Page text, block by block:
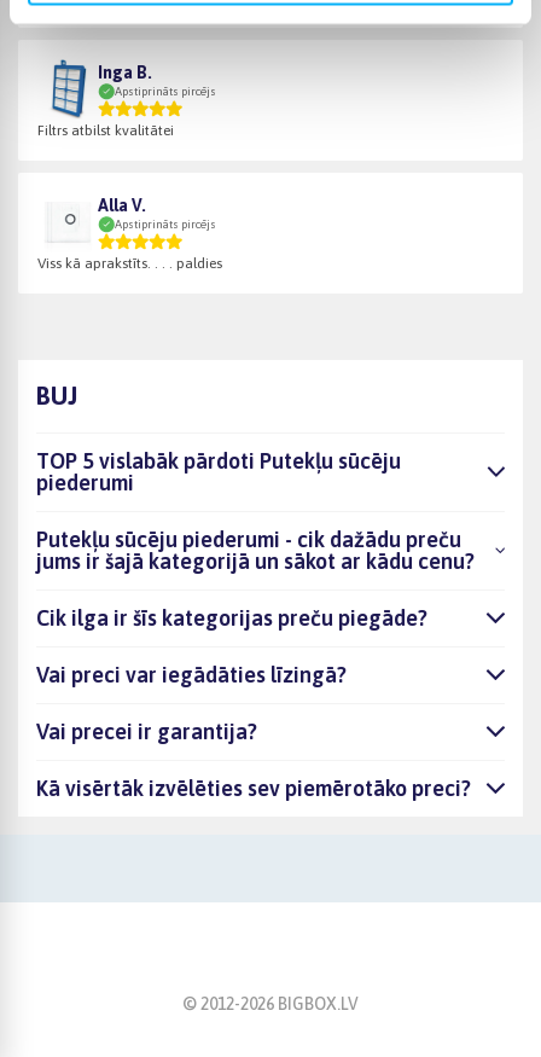
Inga B.
Apstiprināts pircējs
Filtrs atbilst kvalitātei
Alla V.
Apstiprināts pircējs
Viss kā aprakstīts. . . . paldies
BUJ
TOP 5 vislabāk pārdoti Putekļu sūcēju
piederumi
Putekļu sūcēju piederumi - cik dažādu preču
jums ir šajā kategorijā un sākot ar kādu cenu?
Cik ilga ir šīs kategorijas preču piegāde?
Vai preci var iegādāties līzingā?
Vai precei ir garantija?
Kā visērtāk izvēlēties sev piemērotāko preci?
© 2012-2026 BIGBOX.LV